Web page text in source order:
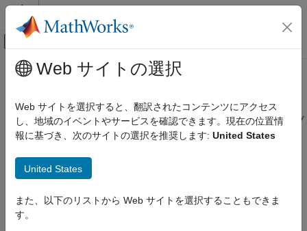
コンテンツへスキップ
オフキャンバス ナビゲーション メ
ドキュメンテーションのホーム
シミュレーション
モデルの入力と出力の準備
単一のシミュレーション出力
説明
メインコンテンツ
単一のシミュレーション出力
シミュレーション結果を単一のSimulink.SimulationOutputオブ
ジェクトとして返すオプション
このページをすべて展開する
モデル コンフィギュレーション ペイン:
説明
Web サイトの選択
Web サイトを選択すると、翻訳されたコンテンツにアクセス
し、地域のイベントやサービスを確認できます。現在の位置情
報に基づき、次のサイトの選択を推奨します: United States
United States
また、以下のリストから Web サイトを選択することもできま
す。